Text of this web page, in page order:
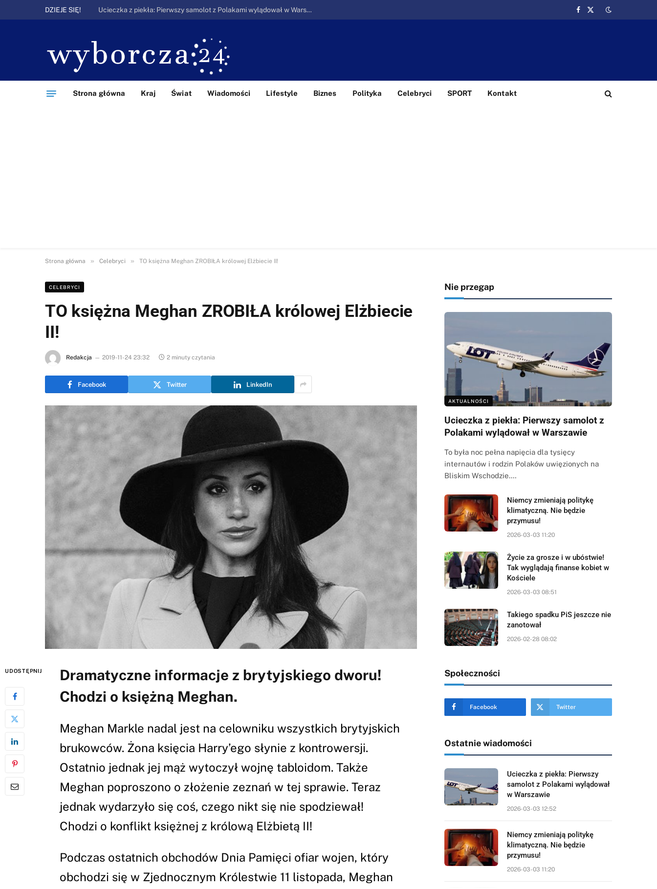
DZIEJE SIĘ! Ucieczka z piekła: Pierwszy samolot z Polakami wylądował w Warszawie
Facebook
X
Strona główna Kraj Świat Wiadomości Lifestyle Biznes Polityka Celebryci SPORT Kontakt
Strona główna » Celebryci » TO księżna Meghan ZROBIŁA królowej Elżbiecie II!
CELEBRYCI
TO księżna Meghan ZROBIŁA królowej Elżbiecie
II!
Redakcja 2019-11-24 23:32 2 minuty czytania
Facebook Twitter LinkedIn
UDOSTĘPNIJ
Dramatyczne informacje z brytyjskiego dworu!
Chodzi o księżną Meghan.
Meghan Markle nadal jest na celowniku wszystkich brytyjskich
brukowców. Żona księcia Harry’ego słynie z kontrowersji.
Ostatnio jednak jej mąż wytoczył wojnę tabloidom. Także
Meghan poproszono o złożenie zeznań w tej sprawie. Teraz
jednak wydarzyło się coś, czego nikt się nie spodziewał!
Chodzi o konflikt księżnej z królową Elżbietą II!
Podczas ostatnich obchodów Dnia Pamięci ofiar wojen, który
obchodzi się w Zjednocznym Królestwie 11 listopada, Meghan
Nie przegap
AKTUALNOŚCI
Ucieczka z piekła: Pierwszy samolot z
Polakami wylądował w Warszawie
To była noc pełna napięcia dla tysięcy
internautów i rodzin Polaków uwięzionych na
Bliskim Wschodzie.…
Niemcy zmieniają politykę
klimatyczną. Nie będzie
przymusu!
2026-03-03 11:20
Życie za grosze i w ubóstwie!
Tak wyglądają finanse kobiet w
Kościele
2026-03-03 08:51
Takiego spadku PiS jeszcze nie
zanotował
2026-02-28 08:02
Społeczności
Facebook Twitter
Ostatnie wiadomości
Ucieczka z piekła: Pierwszy
samolot z Polakami wylądował
w Warszawie
2026-03-03 12:52
Niemcy zmieniają politykę
klimatyczną. Nie będzie
przymusu!
2026-03-03 11:20